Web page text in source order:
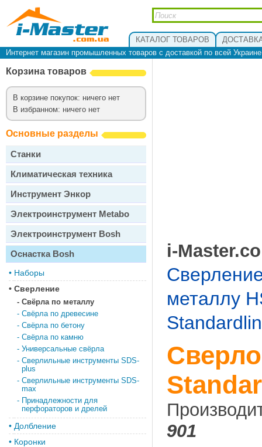
КАТАЛОГ ТОВАРОВ
Интернет магазин промышленных товаров с доставкой по всей
Корзина товаров
В корзине покупок: ничего нет
В избранном: ничего нет
Основные разделы
Станки
Климатическая техника
Инструмент Энкор
Электроинструмент Metabo
Электроинструмент Bosh
Оснастка Bosh
• Наборы
• Сверление
- Свёрла по металлу
- Свёрла по древесине
- Свёрла по бетону
- Свёрла по камню
- Универсальные свёрла
- Сверлильные инструменты SDS-
plus
- Сверлильные инструменты SDS-
max
- Принадлежности для
перфораторов и дрелей
• Долбление
• Коронки
i-
металлу
901